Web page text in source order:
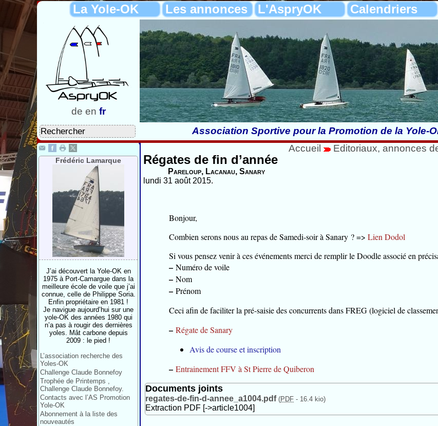
La Yole-OK Les annonces L'AspryOK Calendriers
de en fr
Association Sportive pour la Promotion de la Yole-
Frédéric Lamarque
J’ai découvert la Yole-OK en
1975 à Port-Camargue dans la
meilleure école de voile que j’ai
connue, celle de Philippe Soria.
Enfin propriétaire en 1981 !
Je navigue aujourd’hui sur une
yole-OK des années 1980 qui
n’a pas à rougir des dernières
yoles. Mât carbone depuis
2009 : le pied !
L’association recherche des
Yoles-OK
Challenge Claude Bonnefoy
Trophée de Printemps ,
Challenge Claude Bonnefoy.
Contacts avec l’AS Promotion
Yole-OK
Abonnement à la liste des
nouveautés
Accueil Editoriaux, annonces
Régates de fin d’année
Pareloup, Lacanau, Sanary
lundi 31 août 2015.
Bonjour,
Combien serons nous au repas de Samedi-soir à Sanary ? => Lien Dodol
Si vous pensez venir à ces événements merci de remplir le Doodle associé en
–Numéro de voile
–Nom
–Prénom
Ceci afin de faciliter la pré-saisie des concurrents dans FREG (logiciel de
– Régate de Sanary
Avis de course et inscription
– Entrainement FFV à St Pierre de Quiberon
Documents joints
regates-de-fin-d-annee_a1004.pdf (PDF - 16.4 kio)
Extraction PDF [->article1004]